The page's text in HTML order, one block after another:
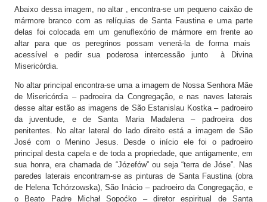
Abaixo dessa imagem, no altar , encontra-se um pequeno caixão de
mármore branco com as relíquias de Santa Faustina e uma parte
delas foi colocada em um genuflexório de mármore em frente ao
altar para que os peregrinos possam venerá-la de forma mais
acessível e pedir sua poderosa intercessão junto à Divina
Misericórdia.
No altar principal encontra-se uma a imagem de Nossa Senhora Mãe
de Misericórdia – padroeira da Congregação, e nas naves laterais
desse altar estão as imagens de São Estanislau Kostka – padroeiro
da juventude, e de Santa Maria Madalena – padroeira dos
penitentes. No altar lateral do lado direito está a imagem de São
José com o Menino Jesus. Desde o início ele foi o padroeiro
principal desta capela e de toda a propriedade, que antigamente, em
sua honra, era chamada de “Józefów” ou seja “terra de Jóse”. Nas
paredes laterais encontram-se as pinturas de Santa Faustina (obra
de Helena Tchórzowska), São Inácio – padroeiro da Congregação, e
o Beato Padre Michał Sopoćko – diretor espiritual de Santa